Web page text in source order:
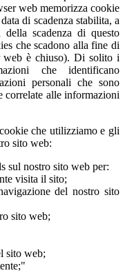
web memorizza cookie
di scadenza stabilita, a
scadenza di questo
che scadono alla fine di
web è chiuso). Di solito i
che identificano
personali che sono
correlate alle informazioni
che utilizziamo e gli
sito web:
sul nostro sito web per:
visita il sito;
del nostro sito
sito web;
sito web;